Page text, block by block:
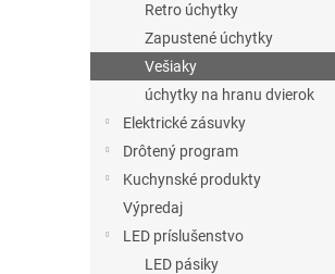
Retro úchytky
Zapustené úchytky
Vešiaky
úchytky na hranu dvierok
Elektrické zásuvky
Drôtený program
Kuchynské produkty
Výpredaj
LED príslušenstvo
LED pásiky